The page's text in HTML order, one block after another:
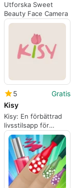
Utforska Sweet
Beauty Face Camera
5
Gratis
Kisy
Kisy: En förbättrad
livsstilsapp för
iPhone